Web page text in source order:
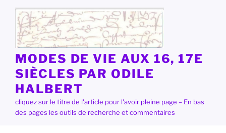
contenu
principal
MODES DE VIE AUX 16, 17E
SIÈCLES PAR ODILE
HALBERT
cliquez sur le titre de l'article pour l'avoir pleine page – En bas
des pages les outils de recherche et commentaires